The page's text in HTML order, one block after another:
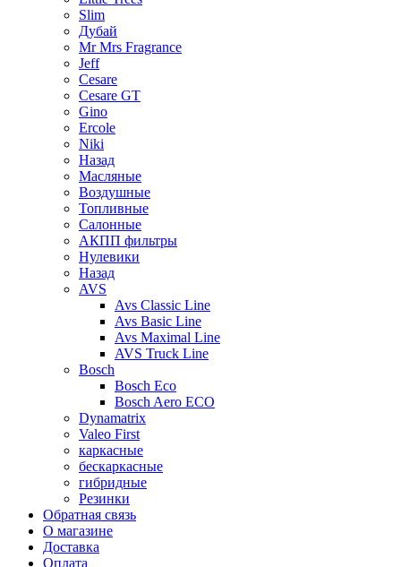
Slim
Дубай
Mr Mrs Fragrance
Jeff
Cesare
Cesare GT
Gino
Ercole
Niki
Назад
Масляные
Воздушные
Топливные
Салонные
АКПП фильтры
Нулевики
Назад
AVS
Avs Classic Line
Avs Basic Line
Avs Maximal Line
AVS Truck Line
Bosch
Bosch Eco
Bosch Aero ECO
Dynamatrix
Valeo First
каркасные
бескаркасные
гибридные
Резинки
Обратная связь
О магазине
Доставка
Оплата